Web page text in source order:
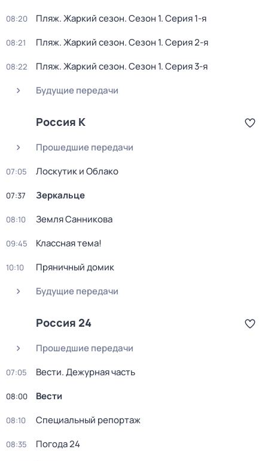
08:20 Пляж. Жаркий сезон. Сезон 1. Серия 1-я
08:21 Пляж. Жаркий сезон. Сезон 1. Серия 2-я
08:22 Пляж. Жаркий сезон. Сезон 1. Серия 3-я
Будущие передачи
Россия К
Прошедшие передачи
07:05 Лоскутик и Облако
07:37 Зеркальце
08:10 Земля Санникова
09:45 Классная тема!
10:10
Пряничный домик
Будущие передачи
Россия 24
Прошедшие передачи
07:05 Вести. Дежурная часть
08:00 Вести
08:10 Специальный репортаж
08:35 Погода 24